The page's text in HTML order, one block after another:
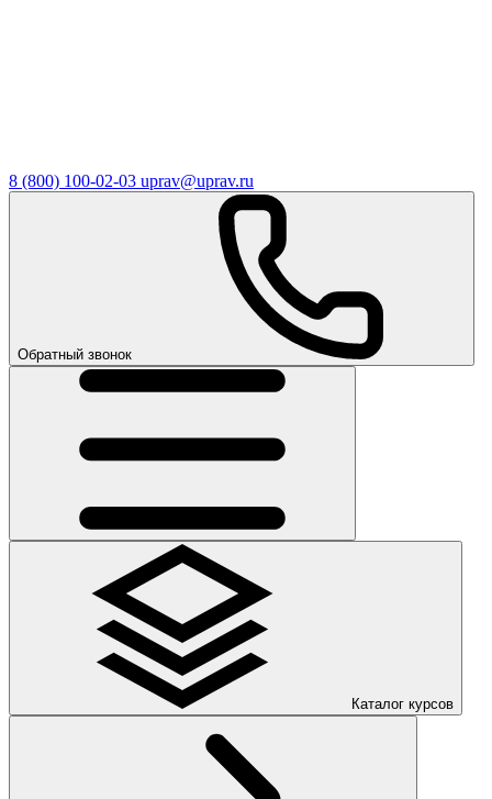
8 (800) 100-02-03 uprav@uprav.ru
Обратный звонок
Каталог курсов